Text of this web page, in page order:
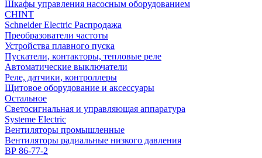
Шкафы управления насосным оборудованием
CHINT
Schneider Electric Распродажа
Преобразователи частоты
Устройства плавного пуска
Пускатели, контакторы, тепловые реле
Автоматические выключатели
Реле, датчики, контроллеры
Щитовое оборудование и аксессуары
Остальное
Светосигнальная и управляющая аппаратура
Systeme Electric
Вентиляторы промышленные
Вентиляторы радиальные низкого давления
ВР 86-77-2